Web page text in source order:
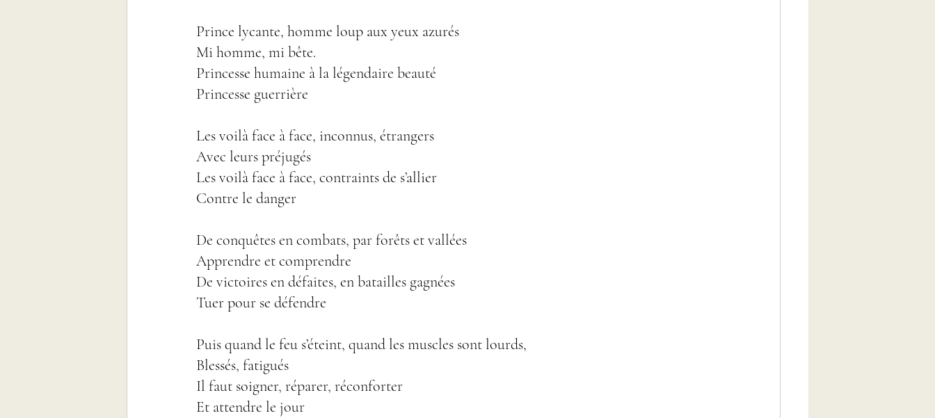
Prince lycante, homme loup aux yeux azurés
Mi homme, mi bête.
Princesse humaine à la légendaire beauté
Princesse guerrière
Les voilà face à face, inconnus, étrangers
Avec leurs préjugés
Les voilà face à face, contraints de s’allier
Contre le danger
De conquêtes en combats, par forêts et vallées
Apprendre et comprendre
De victoires en défaites, en batailles gagnées
Tuer pour se défendre
Puis quand le feu s’éteint, quand les muscles sont lourds,
Blessés, fatigués
Il faut soigner, réparer, réconforter
Et attendre le jour